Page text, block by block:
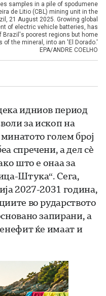
samples in a pile of spodumene
de Litio (CBL) mining unit in the
21 August 2025. Growing global
of electric vehicle batteries, has
Brazil's poorest regions but home
the mineral, into an 'El Dorado.'
EPA/ANDRE COELHO
идниов период
за ископ на
голем број
спречени, а дел сѐ
што е онаа за
Штука“. Сега,
2027-2031 година,
во рударството
запирани, а
ќе имаат и